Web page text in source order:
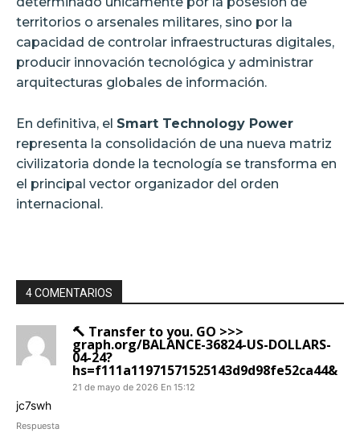
territorios o arsenales militares, sino por la
capacidad de controlar infraestructuras digitales,
producir innovación tecnológica y administrar
arquitecturas globales de información.
En definitiva, el Smart Technology Power
representa la consolidación de una nueva matriz
civilizatoria donde la tecnología se transforma en
el principal vector organizador del orden
internacional.
4 COMENTARIOS
🔨 Transfer to you. GO >>>
graph.org/BALANCE-36824-US-DOLLARS-
04-24?
hs=f111a11971571525143d9d98fe52ca44&
21 de mayo de 2026 En 15:12
jc7swh
Respuesta